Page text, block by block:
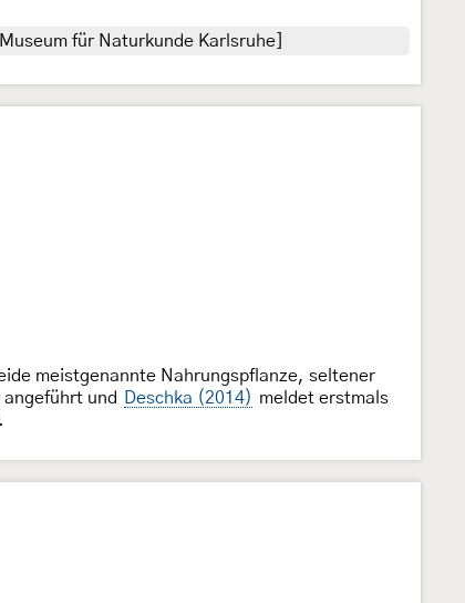
für Naturkunde Karlsruhe]
meistgenannte Nahrungspflanze, seltener
angeführt und Deschka (2014) meldet erstmals